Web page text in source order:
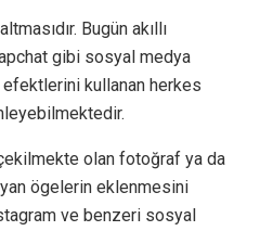
Bugün akıllı
gibi sosyal medya
kullanan herkes
olan fotoğraf ya da
ögelerin eklenmesini
ve benzeri sosyal